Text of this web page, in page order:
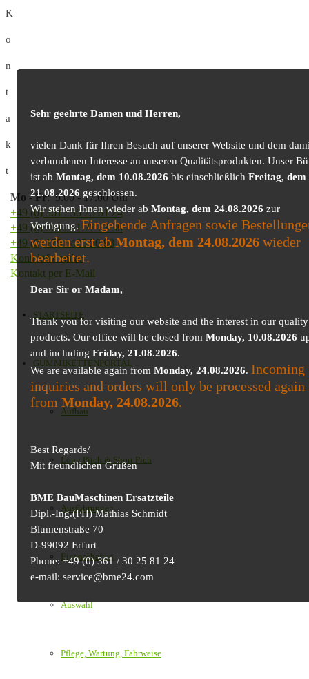
K
o
n
t
a
k
t
Mo -Fr: 9.00 - 17.00 Uhr
+49 (0) 361 / 30 25 81 24
+49 (0) 361 / 41 77 03 30
+49 (0) 179 / 425 50 98
Kontaktformular
Kontakt per E-Mail
STARTSEITE
GUMMIKETTENPORTAL
Aufbau
Long Pitch & Short Pich
Ausführungen
Eigenschaften
Auswahl
Pflege, Wartung, Fahrweise
Sehr geehrte Damen und Herren,
vielen Dank für Ihren Besuch auf unserer Website und dem
verbundenen Interesse an unseren Qualitätsprodukten. Unser
ist ab Montag, dem 10.08.2026 bis einschließlich Freitag, dem
21.08.2026 geschlossen.
Wir stehen Ihnen wieder ab Montag, dem 24.08.2026 zur
Verfügung.Eingehende Anfragen sowie
werden erst abMontag, dem 24.08.2026wieder
bearbeitet.
Dear Sir or Madam,
Thank you for visiting our website and the interest in our quality
products. Our office will be closed from Monday, 10.08.2026
and including Friday, 21.08.2026.
We are available again from Monday, 24.08.2026. Incoming
inquiries and orders will only be processed again
from Monday, 24.08.2026.
Best Regards/
Mit freundlichen Grüßen
BME BauMaschinen Ersatzteile
Dipl.-Ing.(FH) Mathias Schmidt
Blumenstraße 70
D-99092 Erfurt
Phone: +49 (0) 361 / 30 25 81 24
e-mail: service@bme24.com